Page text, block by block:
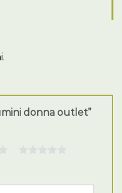
donna outlet”